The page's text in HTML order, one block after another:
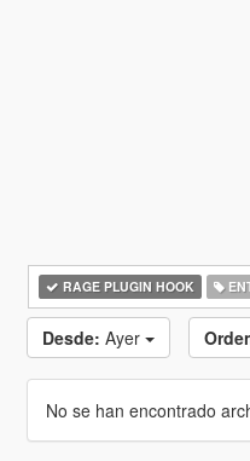
RAGE PLUGIN HOOK
Desde: Ayer
No se han encontrado